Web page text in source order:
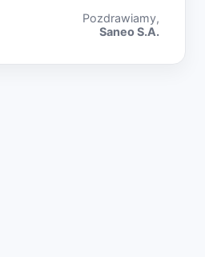
Pozdrawiamy,
Saneo S.A.